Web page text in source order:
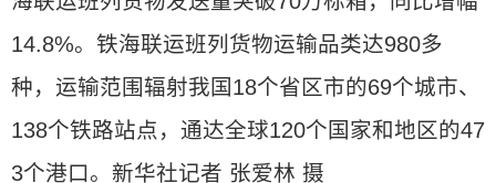
14.8%。铁海联运班列货物运输品类达980多
种，运输范围辐射我国18个省区市的69个城市、
138个铁路站点，通达全球120个国家和地区的47
3个港口。新华社记者 张爱林 摄